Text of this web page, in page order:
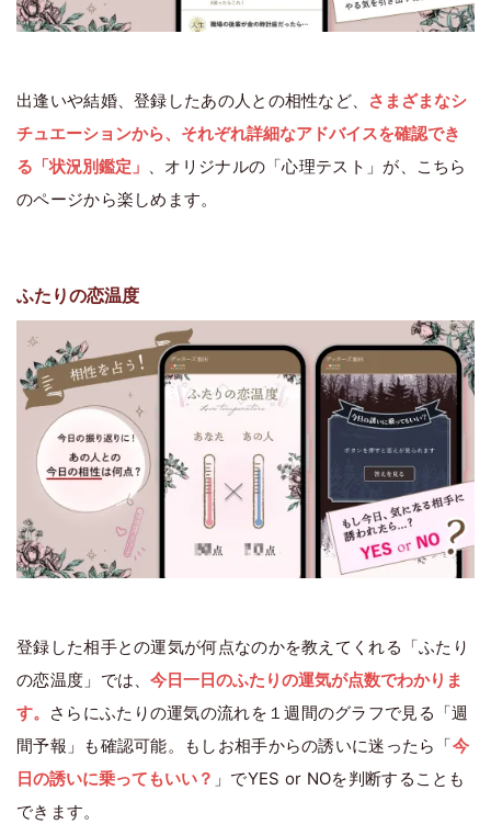
出逢いや結婚、登録したあの人との相性など、 さまざまなシ
チュエーションから、それぞれ詳細なアドバイスを確認でき
る「状況別鑑定」 、オリジナルの「心理テスト」が、こちら
のページから楽しめます。
ふたりの恋温度
登録した相手との運気が何点なのかを教えてくれる「ふたり
の恋温度」では、今日一日のふたりの運気が点数でわかりま
す。
さらにふたりの運気の流れを１週間のグラフで見る「週
間予報」も確認可能。もしお相手からの誘いに迷ったら「今
日の誘いに乗ってもいい？ 」でYES or NOを判断することも
できます。